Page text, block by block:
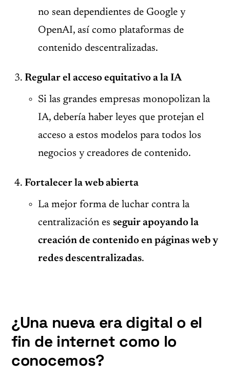
no sean dependientes de Google y
OpenAI, así como plataformas de
contenido descentralizadas.
Regular el acceso equitativo a la IA
Si las grandes empresas monopolizan la
IA, debería haber leyes que protejan el
acceso a estos modelos para todos los
negocios y creadores de contenido.
Fortalecer la web abierta
La mejor forma de luchar contra la
centralización es seguir apoyando la
creación de contenido en páginas web y
redes descentralizadas.
¿Una nueva era digital o el
fin de internet como lo
conocemos?